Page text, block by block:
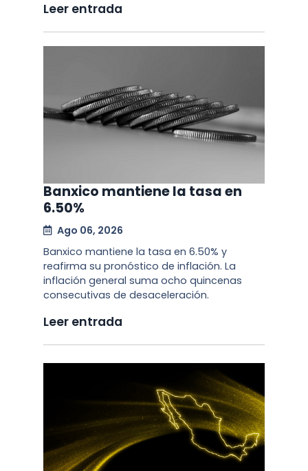
Leer entrada
Banxico mantiene la tasa en
6.50%
Ago 06, 2026
Banxico mantiene la tasa en 6.50% y
reafirma su pronóstico de inflación. La
inflación general suma ocho quincenas
consecutivas de desaceleración.
Leer entrada